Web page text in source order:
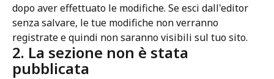
dopo aver effettuato le modifiche. Se esci dall'editor
senza salvare, le tue modifiche non verranno
registrate e quindi non saranno visibili sul tuo sito.
2. La sezione non è stata
pubblicata